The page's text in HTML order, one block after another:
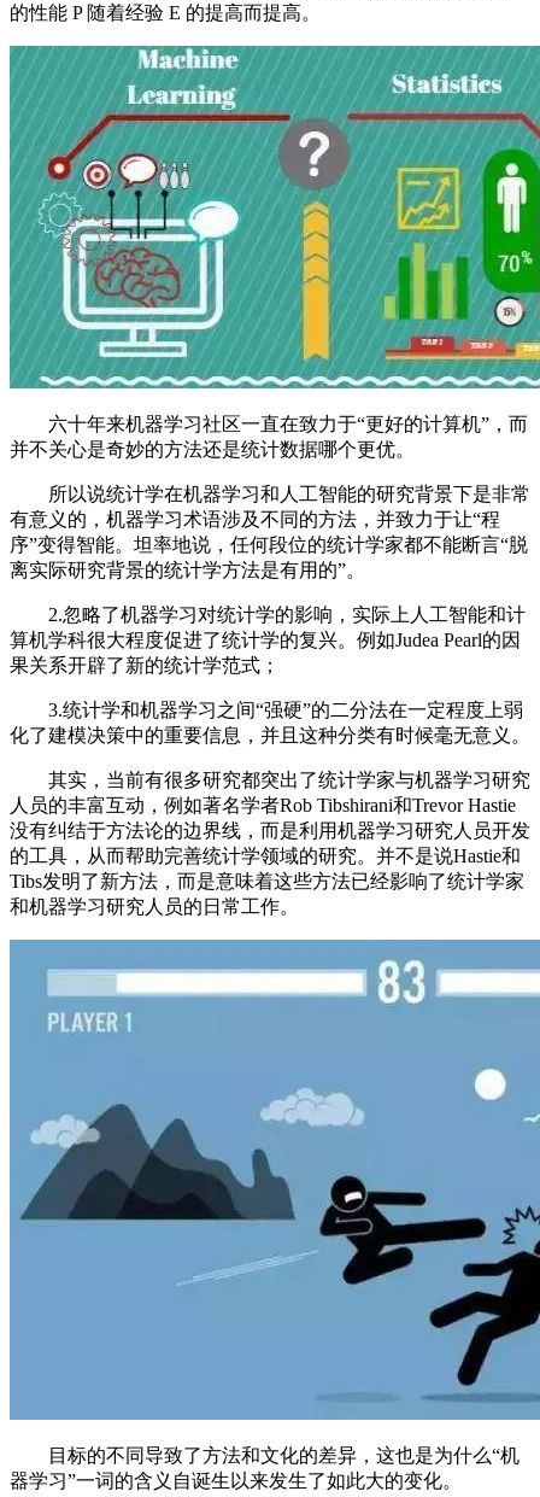
的性能 P 随着经验 E 的提高而提高。
六十年来机器学习社区一直在致力于“更好的计算机”，而
并不关心是奇妙的方法还是统计数据哪个更优。
所以说统计学在机器学习和人工智能的研究背景下是非常
有意义的，机器学习术语涉及不同的方法，并致力于让“程
序”变得智能。坦率地说，任何段位的统计学家都不能断言“脱
离实际研究背景的统计学方法是有用的”。
2.忽略了机器学习对统计学的影响，实际上人工智能和计
算机学科很大程度促进了统计学的复兴。例如Judea Pearl的因
果关系开辟了新的统计学范式；
3.统计学和机器学习之间“强硬”的二分法在一定程度上弱
化了建模决策中的重要信息，并且这种分类有时候毫无意义。
其实，当前有很多研究都突出了统计学家与机器学习研究
人员的丰富互动，例如著名学者Rob Tibshirani和Trevor Hastie
没有纠结于方法论的边界线，而是利用机器学习研究人员开发
的工具，从而帮助完善统计学领域的研究。并不是说Hastie和
Tibs发明了新方法，而是意味着这些方法已经影响了统计学家
和机器学习研究人员的日常工作。
目标的不同导致了方法和文化的差异，这也是为什么“机
器学习”一词的含义自诞生以来发生了如此大的变化。